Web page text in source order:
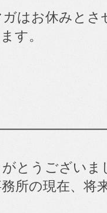
はお休みと
す。
とうございま
所の現在、将